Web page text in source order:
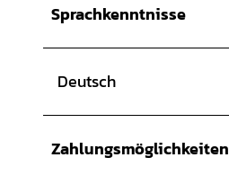
Sprachkenntnisse
Deutsch
Zahlungsmöglichkeiten